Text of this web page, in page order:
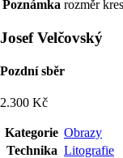
Poznámka rozměr
Josef Velčovský
Pozdní sběr
2.300 Kč
Kategorie Obrazy
Technika Litografie